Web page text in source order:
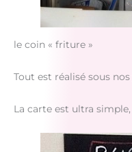
le coin « friture »
Tout est réalisé sous
La carte est ultra